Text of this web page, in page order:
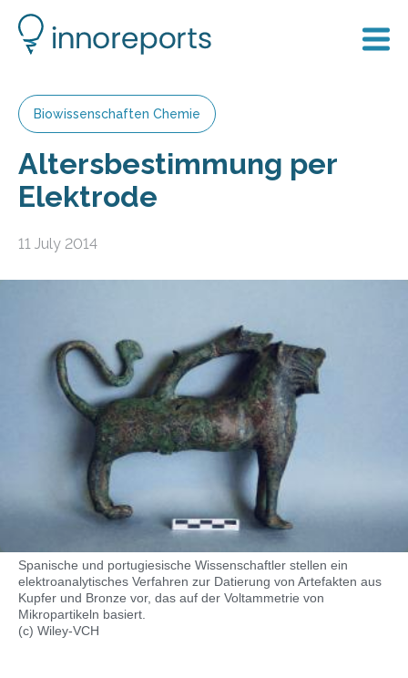
Biowissenschaften Chemie
Altersbestimmung per
Elektrode
11 July 2014
Spanische und portugiesische Wissenschaftler stellen ein
elektroanalytisches Verfahren zur Datierung von Artefakten aus
Kupfer und Bronze vor, das auf der Voltammetrie von
Mikropartikeln basiert.
(c) Wiley-VCH